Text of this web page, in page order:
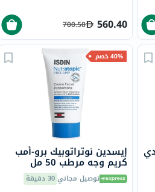
560.40
700.50
40% خصم
إيسدين نوتراتوبيك برو-أمب
كريم وجه مرطب 50 مل
توصيل مجاني30 دقيقة